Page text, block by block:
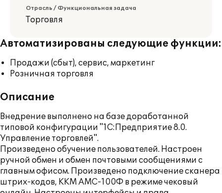
Отрасль / Функциональная задача
Торговля
Автоматизированы следующие функции:
Продажи (сбыт), сервис, маркетинг
Розничная торговля
Описание
Внедрение выполнено на базе доработанной
типовой конфигурации "1С:Предприятие 8.0.
Управление торговлей".
Произведено обучение пользователей. Настроен
ручной обмен и обмен почтовыми сообщениями с
главным офисом. Произведено подключение сканера
штрих-кодов, ККМ АМС-100Ф в режиме чековый